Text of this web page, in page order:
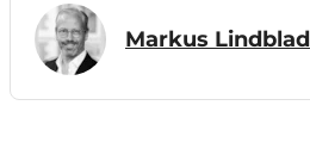
Markus Lindblad